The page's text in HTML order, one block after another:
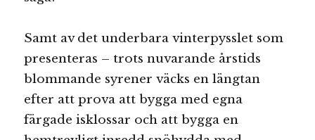
Samt av det underbara vinterpysslet som
presenteras – trots nuvarande årstids
blommande syrener väcks en längtan
efter att prova att bygga med egna
färgade isklossar och att bygga en